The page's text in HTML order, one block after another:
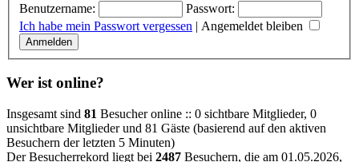
Benutzername:
Passwort:
Ich habe mein Passwort vergessen | Angemeldet bleiben
Wer ist online?
Insgesamt sind 81 Besucher online :: 0 sichtbare Mitglieder, 0
unsichtbare Mitglieder und 81 Gäste (basierend auf den aktiven
Besuchern der letzten 5 Minuten)
Der Besucherrekord liegt bei 2487 Besuchern, die am 01.05.2026,